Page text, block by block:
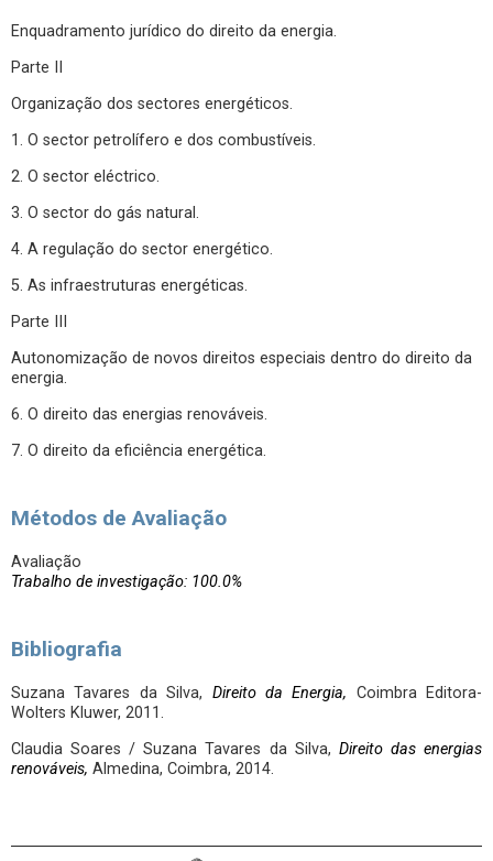
Enquadramento jurídico do direito da energia.
Parte II
Organização dos sectores energéticos.
1. O sector petrolífero e dos combustíveis.
2. O sector eléctrico.
3. O sector do gás natural.
4. A regulação do sector energético.
5. As infraestruturas energéticas.
Parte III
Autonomização de novos direitos especiais dentro do direito da
energia.
6. O direito das energias renováveis.
7. O direito da eficiência energética.
Métodos de Avaliação
Avaliação
Trabalho de investigação: 100.0%
Bibliografia
Suzana Tavares da Silva, Direito da Energia, Coimbra Editora-
Wolters Kluwer, 2011.
Claudia Soares / Suzana Tavares da Silva, Direito das energias
renováveis, Almedina, Coimbra, 2014.